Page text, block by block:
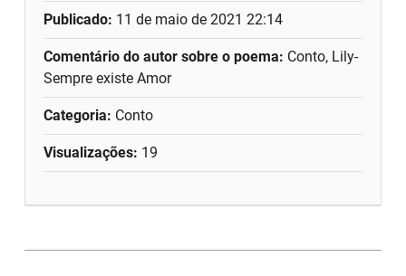
Publicado: 11 de maio de 2021 22:14
Comentário do autor sobre o poema: Conto, Lily-
Sempre existe Amor
Categoria: Conto
Visualizações: 19